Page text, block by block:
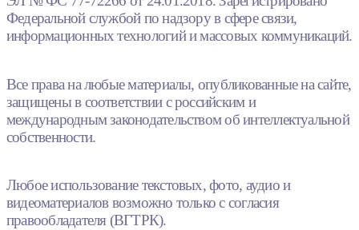
Федеральной службой по надзору в сфере связи,
информационных технологий и массовых коммуникаций.
Все права на любые материалы, опубликованные на сайте,
защищены в соответствии с российским и
международным законодательством об интеллектуальной
собственности.
Любое использование текстовых, фото, аудио и
видеоматериалов возможно только с согласия
правообладателя (ВГТРК).